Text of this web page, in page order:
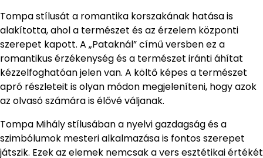
Tompa stílusát a romantika korszakának hatása is
alakította, ahol a természet és az érzelem központi
szerepet kapott. A „Pataknál” című versben ez a
romantikus érzékenység és a természet iránti áhítat
kézzelfoghatóan jelen van. A költő képes a természet
apró részleteit is olyan módon megjeleníteni, hogy azok
az olvasó számára is élővé váljanak.
Tompa Mihály stílusában a nyelvi gazdagság és a
szimbólumok mesteri alkalmazása is fontos szerepet
játszik. Ezek az elemek nemcsak a vers esztétikai értékét